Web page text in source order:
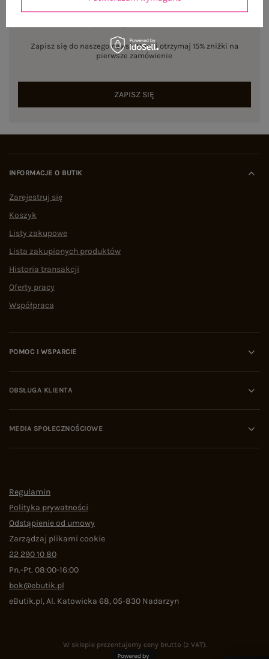
Zapisz się do naszego newslettera i otrzymaj 15% zniżki na
pierwsze zamówienie
ZAPISZ SIĘ
INFORMACJE O BUTIK
Zarejestruj się
Koszyk
Listy zakupowe
Lista zakupionych produktów
Historia transakcji
Oferty pracy
Współpraca
POMOC I WSPARCIE
OBSŁUGA KLIENTA
MEDIA SPOŁECZNOŚCIOWE
Regulamin
Polityka prywatności
Odstąpienie od umowy
Zarządzaj plikami cookie
22 290 10 80
Pn.-Pt. 08:00-16:00
bok@ebutik.pl
eButik.pl,Al. Katowicka 68,05-830 Nadarzyn
W sklepie prezentujemy ceny brutto (z VAT).